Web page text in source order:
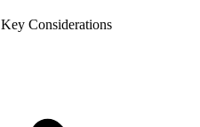
Key Considerations